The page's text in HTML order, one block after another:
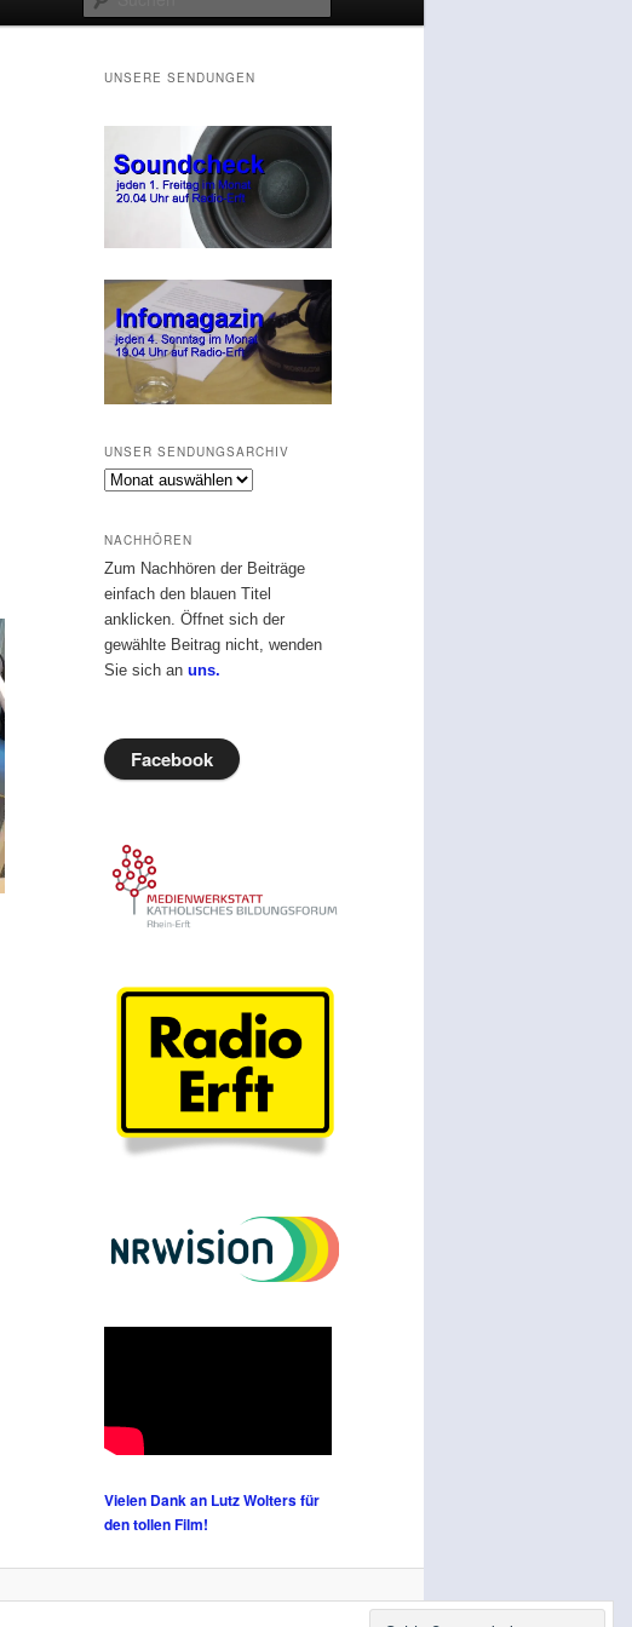
UNSERE SENDUNGEN
UNSER SENDUNGSARCHIV
Unser
NACHHÖREN
Zum Nachhören der Beiträge
einfach den blauen Titel
anklicken. Öffnet sich der
gewählte Beitrag nicht, wenden
Sie sich an uns.
Facebook
Vielen Dank an Lutz Wolters für
den tollen Film!